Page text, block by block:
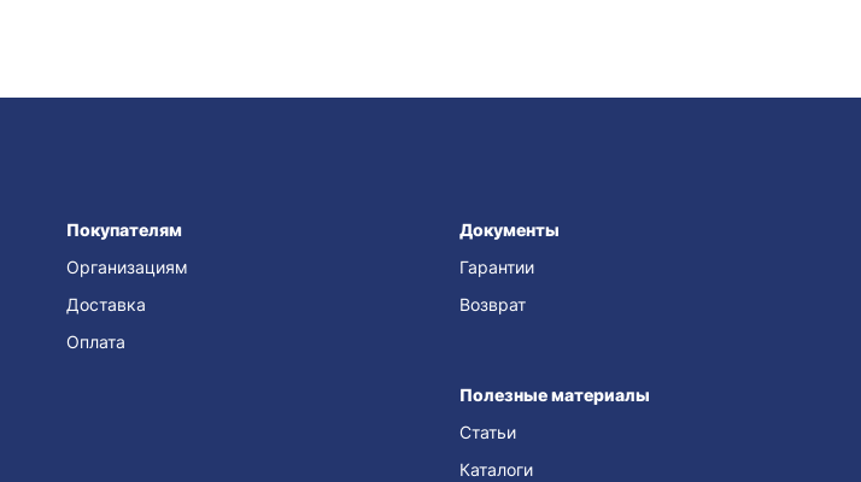
Покупателям
Организациям
Доставка
Оплата
Документы
Гарантии
Возврат
Полезные материалы
Статьи
Каталоги